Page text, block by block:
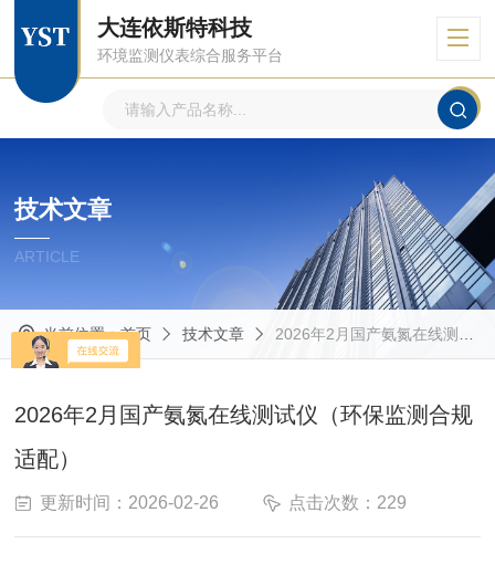
大连依斯特科技
环境监测仪表综合服务平台
技术文章
ARTICLE
当前位置：首页 技术文章 2026年2月国产氨氮在线测试仪（环保监测合规适配）​
2026年2月国产氨氮在线测试仪（环保监测合规
适配）​
更新时间：2026-02-26 点击次数：229